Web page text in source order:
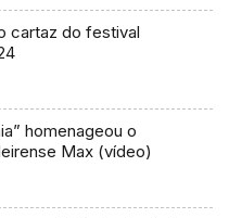
cartaz do festival
homenageou o
Max (vídeo)